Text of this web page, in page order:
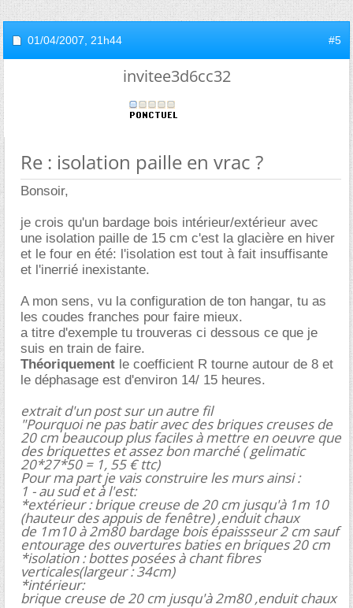
01/04/2007, 21h44 #5
invitee3d6cc32
Re : isolation paille en vrac ?
Bonsoir,
je crois qu'un bardage bois intérieur/extérieur avec
une isolation paille de 15 cm c'est la glacière en hiver
et le four en été: l'isolation est tout à fait insuffisante
et l'inerrié inexistante.
A mon sens, vu la configuration de ton hangar, tu as
les coudes franches pour faire mieux.
a titre d'exemple tu trouveras ci dessous ce que je
suis en train de faire.
Théoriquement le coefficient R tourne autour de 8 et
le déphasage est d'environ 14/ 15 heures.
extrait d'un post sur un autre fil
"Pourquoi ne pas batir avec des briques creuses de
20 cm beaucoup plus faciles à mettre en oeuvre que
des briquettes et assez bon marché ( gelimatic
20*27*50 = 1, 55 € ttc)
Pour ma part je vais construire les murs ainsi :
1 - au sud et à l'est:
*extérieur : brique creuse de 20 cm jusqu'à 1m 10
(hauteur des appuis de fenêtre) ,enduit chaux
de 1m10 à 2m80 bardage bois épaissseur 2 cm sauf
entourage des ouvertures baties en briques 20 cm
*isolation : bottes posées à chant fibres
verticales(largeur : 34cm)
*intérieur:
brique creuse de 20 cm jusqu'à 2m80 ,enduit chaux